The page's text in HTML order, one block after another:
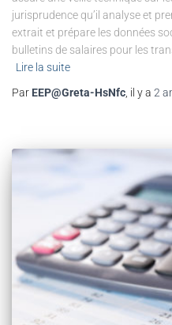
jurisprudence qu’il analyse et
extrait et prépare les données
bulletins de salaires pour les
Lire la suite
Par EEP@Greta-HsNfc, il y a 2